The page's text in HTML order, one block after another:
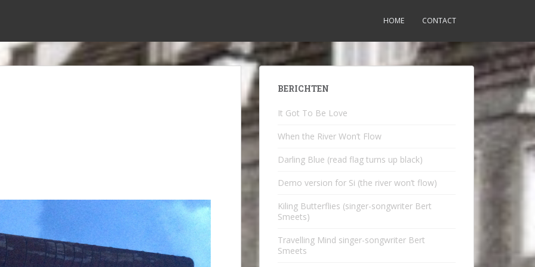
HOME CONTACT
BERICHTEN
It Got To Be Love
When the River Won’t Flow
Darling Blue (read flag turns up black)
Demo version for Si (the river won’t flow)
Kiling Butterflies (singer-songwriter Bert
Smeets)
Travelling Mind singer-songwriter Bert
Smeets